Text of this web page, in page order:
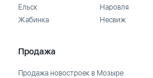
Ельск
Жабинка
Наровля
Несвиж
Продажа
Продажа новостроек в Мозыре